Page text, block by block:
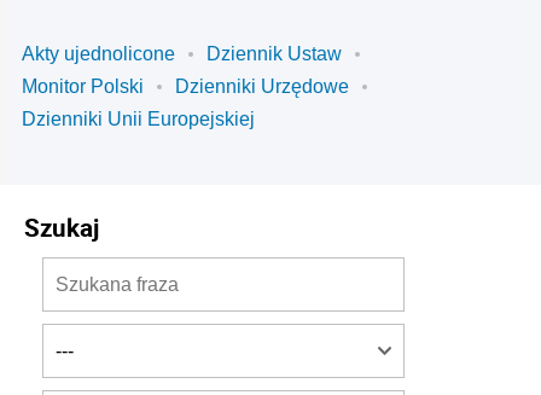
Akty ujednolicone
Dziennik Ustaw
Monitor Polski
Dzienniki Urzędowe
Dzienniki Unii Europejskiej
Szukaj